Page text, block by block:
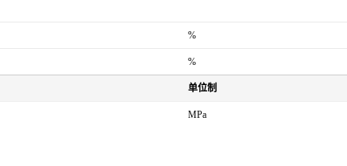
%
%
单位制
MPa